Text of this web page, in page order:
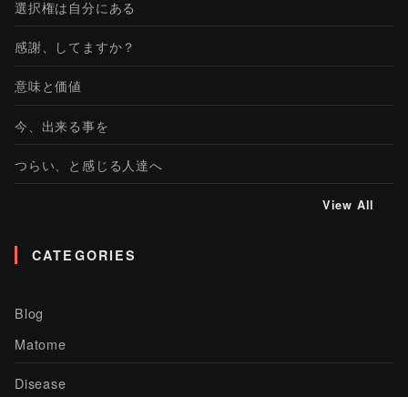
選択権は自分にある
感謝、してますか？
意味と価値
今、出来る事を
つらい、と感じる人達へ
View All
CATEGORIES
Blog
Matome
Disease